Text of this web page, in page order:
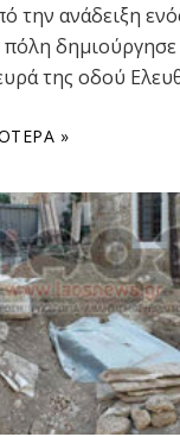
την ανάδειξη
πόλη δημιούργησε
της οδού
»